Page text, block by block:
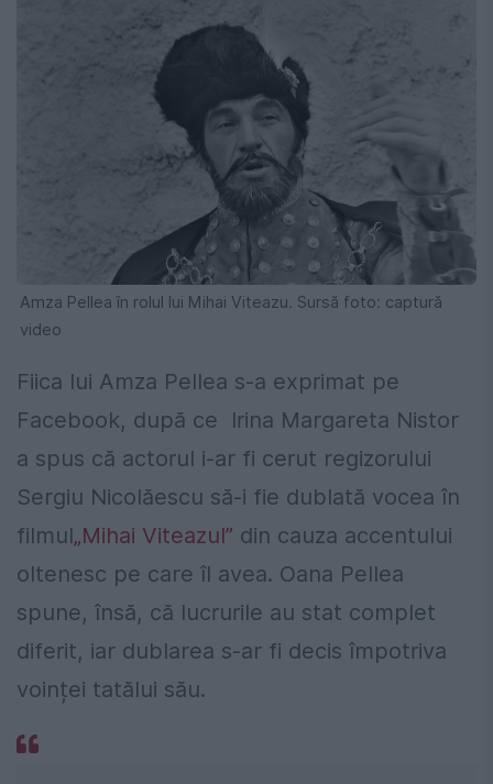
Amza Pellea în rolul lui Mihai Viteazu. Sursă foto: captură
video
Fiica lui Amza Pellea s-a exprimat pe
Facebook, după ce Irina Margareta Nistor
a spus că actorul i-ar fi cerut regizorului
Sergiu Nicolăescu să-i fie dublată vocea în
filmul„Mihai Viteazul” din cauza accentului
oltenesc pe care îl avea. Oana Pellea
spune, însă, că lucrurile au stat complet
diferit, iar dublarea s-ar fi decis împotriva
voinței tatălui său.